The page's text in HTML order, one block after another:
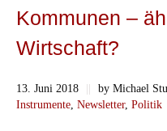
Kommunen –
Wirtschaft?
13. Juni 2018 || by Michael
Instrumente, Newsletter, Politik